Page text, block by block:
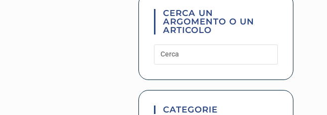
CERCA UN
ARGOMENTO O UN
ARTICOLO
CATEGORIE